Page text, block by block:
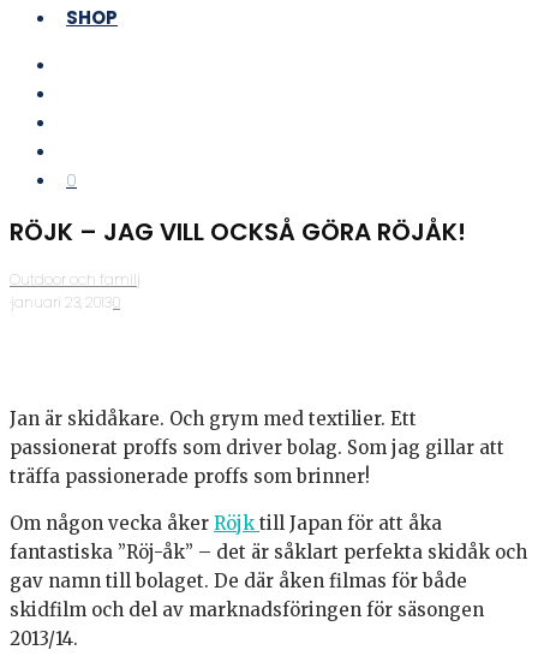
SHOP
0
RÖJK – JAG VILL OCKSÅ GÖRA RÖJÅK!
Outdoor och familj
·januari 23, 2013·0
Jan är skidåkare. Och grym med textilier. Ett
passionerat proffs som driver bolag. Som jag gillar att
träffa passionerade proffs som brinner!
Om någon vecka åker Röjk till Japan för att åka
fantastiska ”Röj-åk” – det är såklart perfekta skidåk och
gav namn till bolaget. De där åken filmas för både
skidfilm och del av marknadsföringen för säsongen
2013/14.